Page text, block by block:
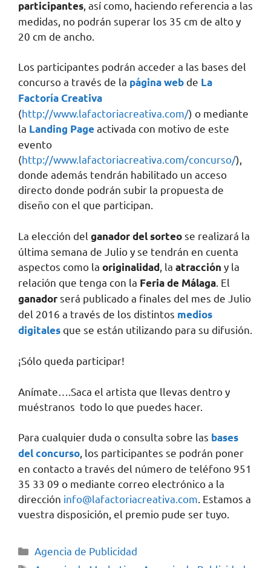
participantes , así como, haciendo referencia a las
medidas, no podrán superar los 35 cm de alto y
20 cm de ancho.
Los participantes podrán acceder a las bases del
concurso a través de la página webde La
Factoría Creativa
(http://www.lafactoriacreativa.com/) o mediante
la Landing Pageactivada con motivo de este
evento
(http://www.lafactoriacreativa.com/concurso/),
donde además tendrán habilitado un acceso
directo donde podrán subir la propuesta de
diseño con el que participan.
La elección del ganador del sorteose realizará la
última semana de Julio y se tendrán en cuenta
aspectos como la originalidad , la atracción y la
relación que tenga con la Feria de Málaga . El
ganadorserá publicado a finales del mes de Julio
del 2016 a través de los distintos medios
digitalesque se están utilizando para su difusión.
¡Sólo queda participar!
Anímate….Saca el artista que llevas dentro y
muéstranos todo lo que puedes hacer.
Para cualquier duda o consulta sobre las bases
del concurso , los participantes se podrán poner
en contacto a través del número de teléfono 951
35 33 09 o mediante correo electrónico a la
dirección info@lafactoriacreativa.com . Estamos a
vuestra disposición, el premio pude ser tuyo.
Agencia de Publicidad